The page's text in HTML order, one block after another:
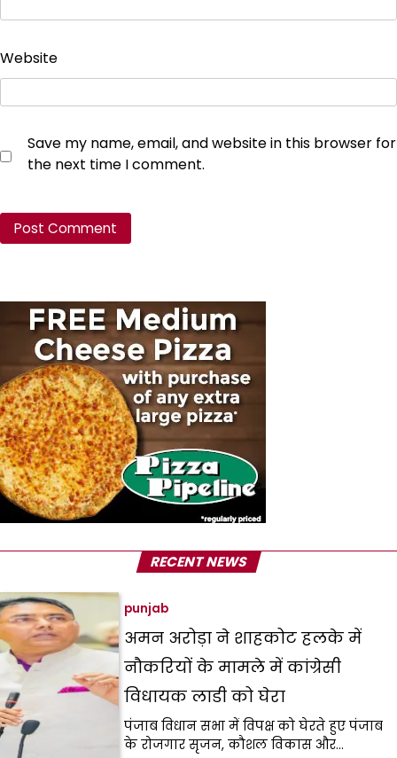
Website
Save my name, email, and website in this browser for
the next time I comment.
RECENT NEWS
punjab
अमन अरोड़ा ने शाहकोट हलके में
नौकरियों के मामले में कांग्रेसी
विधायक लाडी को घेरा
पंजाब विधान सभा में विपक्ष को घेरते हुए पंजाब
के रोजगार सृजन, कौशल विकास और…